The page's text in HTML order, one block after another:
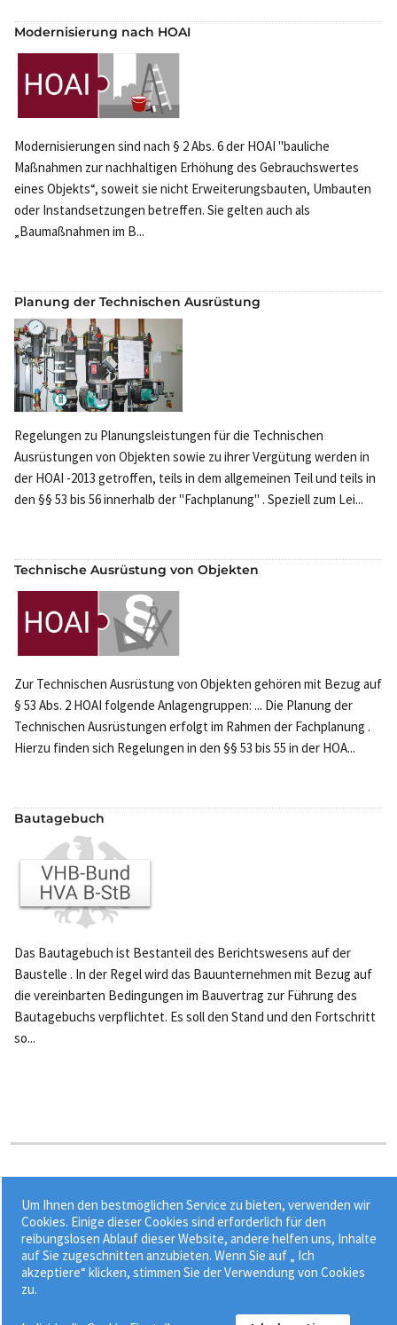
Modernisierung nach HOAI
Modernisierungen sind nach § 2 Abs. 6 der HOAI "bauliche
Maßnahmen zur nachhaltigen Erhöhung des Gebrauchswertes
eines Objekts“, soweit sie nicht Erweiterungsbauten, Umbauten
oder Instandsetzungen betreffen. Sie gelten auch als
„Baumaßnahmen im B...
Planung der Technischen Ausrüstung
Regelungen zu Planungsleistungen für die Technischen
Ausrüstungen von Objekten sowie zu ihrer Vergütung werden in
der HOAI -2013 getroffen, teils in dem allgemeinen Teil und teils in
den §§ 53 bis 56 innerhalb der "Fachplanung" . Speziell zum Lei...
Technische Ausrüstung von Objekten
Zur Technischen Ausrüstung von Objekten gehören mit Bezug auf
§ 53 Abs. 2 HOAI folgende Anlagengruppen: ... Die Planung der
Technischen Ausrüstungen erfolgt im Rahmen der Fachplanung .
Hierzu finden sich Regelungen in den §§ 53 bis 55 in der HOA...
Bautagebuch
Das Bautagebuch ist Bestanteil des Berichtswesens auf der
Baustelle . In der Regel wird das Bauunternehmen mit Bezug auf
die vereinbarten Bedingungen im Bauvertrag zur Führung des
Bautagebuchs verpflichtet. Es soll den Stand und den Fortschritt
so...
Stichworte:
anrechenbare Kosten•Basishonorarsatz nach HOAI
Besondere Leistung •Fachplanung•Grundleistung
Um Ihnen den bestmöglichen Service zu bieten, verwenden wir
Cookies. Einige dieser Cookies sind erforderlich für den
reibungslosen Ablauf dieser Website, andere helfen uns, Inhalte
auf Sie zugeschnitten anzubieten. Wenn Sie auf „ Ich
akzeptiere“ klicken, stimmen Sie der Verwendung von Cookies
zu.